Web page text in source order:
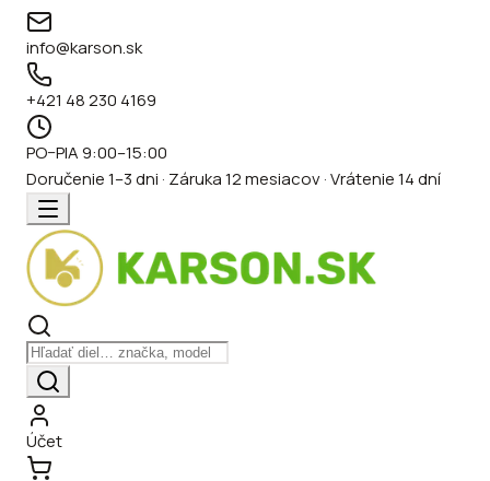
info@karson.sk
+421 48 230 4169
PO–PIA 9:00–15:00
Doručenie 1–3 dni · Záruka 12 mesiacov · Vrátenie 14 dní
Účet